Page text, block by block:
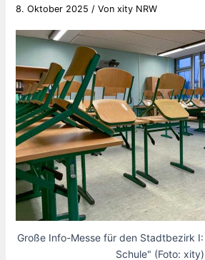
8. Oktober 2025 / Vonxity NRW
Große Info-Messe für den Stadtbezirk
Schule" (Foto: xity)